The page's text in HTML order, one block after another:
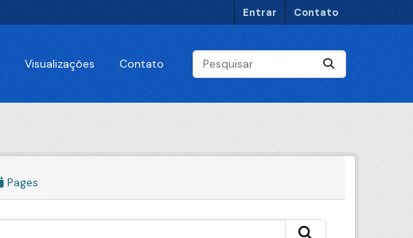
Entrar Contato
Visualizações Contato
Pages